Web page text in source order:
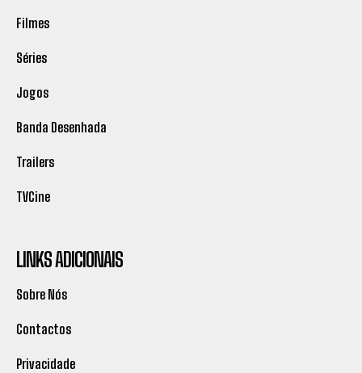
Filmes
Séries
Jogos
Banda Desenhada
Trailers
TVCine
LINKS ADICIONAIS
Sobre Nós
Contactos
Privacidade